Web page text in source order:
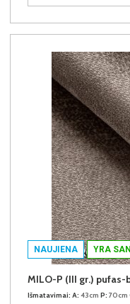
NAUJIENA YRA
MILO-P (III gr.)
Išmatavimai: A: 43cm P: 70cm